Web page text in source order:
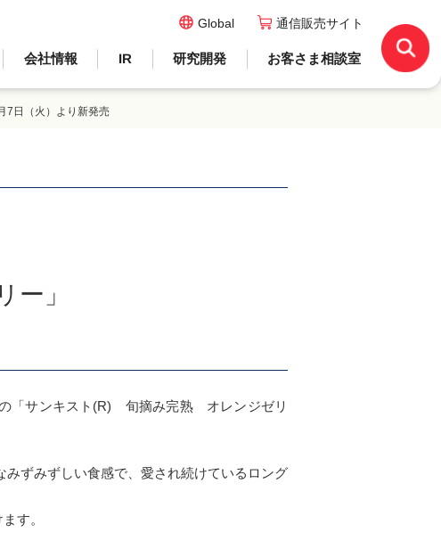
会社情報 IR 研究開発 お客さま相談室
Global 通信販売サイト
7日（火）より新発売
」
の「サンキスト(R) 旬摘み完熟 オレンジゼリ
ずみずしい食感で、愛され続けているロング
す。